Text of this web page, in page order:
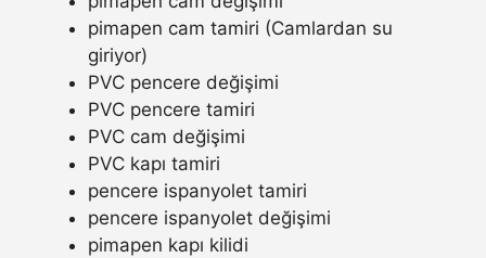
pimapen cam tamiri (Camlardan su
giriyor)
PVC pencere değişimi
PVC pencere tamiri
PVC cam değişimi
PVC kapı tamiri
pencere ispanyolet tamiri
pencere ispanyolet değişimi
pimapen kapı kilidi